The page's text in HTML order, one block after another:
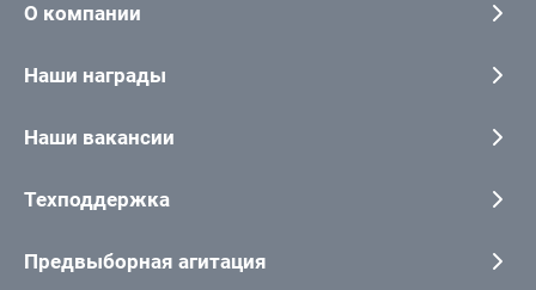
О компании
Наши награды
Наши вакансии
Техподдержка
Предвыборная агитация